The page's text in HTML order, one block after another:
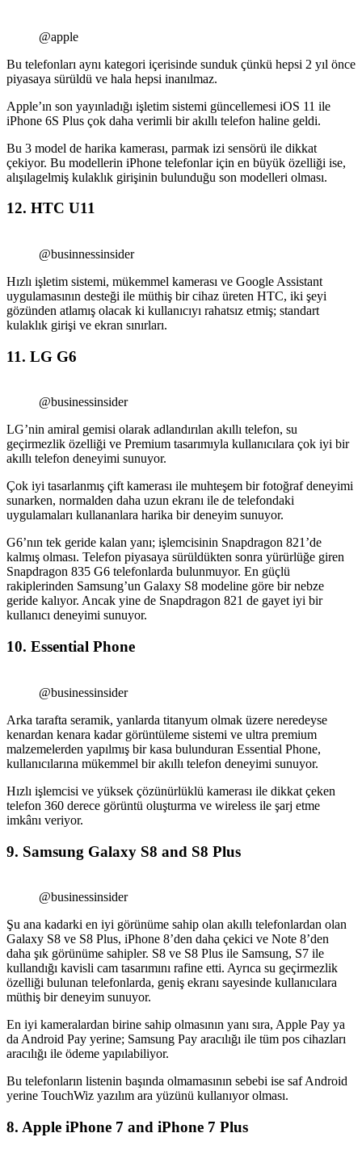
@apple
Bu telefonları aynı kategori içerisinde sunduk çünkü hepsi 2 yıl önce
piyasaya sürüldü ve hala hepsi inanılmaz.
Apple’ın son yayınladığı işletim sistemi güncellemesi iOS 11 ile
iPhone 6S Plus çok daha verimli bir akıllı telefon haline geldi.
Bu 3 model de harika kamerası, parmak izi sensörü ile dikkat
çekiyor. Bu modellerin iPhone telefonlar için en büyük özelliği ise,
alışılagelmiş kulaklık girişinin bulunduğu son modelleri olması.
12. HTC U11
@businnessinsider
Hızlı işletim sistemi, mükemmel kamerası ve Google Assistant
uygulamasının desteği ile müthiş bir cihaz üreten HTC, iki şeyi
gözünden atlamış olacak ki kullanıcıyı rahatsız etmiş; standart
kulaklık girişi ve ekran sınırları.
11. LG G6
@businessinsider
LG’nin amiral gemisi olarak adlandırılan akıllı telefon, su
geçirmezlik özelliği ve Premium tasarımıyla kullanıcılara çok iyi bir
akıllı telefon deneyimi sunuyor.
Çok iyi tasarlanmış çift kamerası ile muhteşem bir fotoğraf deneyimi
sunarken, normalden daha uzun ekranı ile de telefondaki
uygulamaları kullananlara harika bir deneyim sunuyor.
G6’nın tek geride kalan yanı; işlemcisinin Snapdragon 821’de
kalmış olması. Telefon piyasaya sürüldükten sonra yürürlüğe giren
Snapdragon 835 G6 telefonlarda bulunmuyor. En güçlü
rakiplerinden Samsung’un Galaxy S8 modeline göre bir nebze
geride kalıyor. Ancak yine de Snapdragon 821 de gayet iyi bir
kullanıcı deneyimi sunuyor.
10. Essential Phone
@businessinsider
Arka tarafta seramik, yanlarda titanyum olmak üzere neredeyse
kenardan kenara kadar görüntüleme sistemi ve ultra premium
malzemelerden yapılmış bir kasa bulunduran Essential Phone,
kullanıcılarına mükemmel bir akıllı telefon deneyimi sunuyor.
Hızlı işlemcisi ve yüksek çözünürlüklü kamerası ile dikkat çeken
telefon 360 derece görüntü oluşturma ve wireless ile şarj etme
imkânı veriyor.
9. Samsung Galaxy S8 and S8 Plus
@businessinsider
Şu ana kadarki en iyi görünüme sahip olan akıllı telefonlardan olan
Galaxy S8 ve S8 Plus, iPhone 8’den daha çekici ve Note 8’den
daha şık görünüme sahipler. S8 ve S8 Plus ile Samsung, S7 ile
kullandığı kavisli cam tasarımını rafine etti. Ayrıca su geçirmezlik
özelliği bulunan telefonlarda, geniş ekranı sayesinde kullanıcılara
müthiş bir deneyim sunuyor.
En iyi kameralardan birine sahip olmasının yanı sıra, Apple Pay ya
da Android Pay yerine; Samsung Pay aracılığı ile tüm pos cihazları
aracılığı ile ödeme yapılabiliyor.
Bu telefonların listenin başında olmamasının sebebi ise saf Android
yerine TouchWiz yazılım ara yüzünü kullanıyor olması.
8. Apple iPhone 7 and iPhone 7 Plus